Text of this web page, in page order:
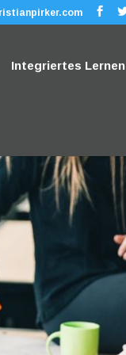
Integriertes Lernen